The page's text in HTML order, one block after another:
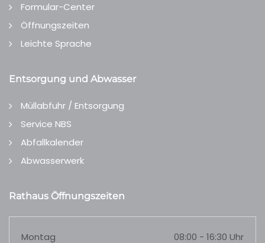
Formular-Center
Öffnungszeiten
Leichte Sprache
Entsorgung und Abwasser
Müllabfuhr / Entsorgung
Service NBS
Abfallkalender
Abwasserwerk
Rathaus Öffnungszeiten
Montag 08:00 - 16:30 Uhr